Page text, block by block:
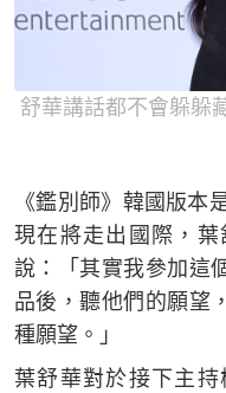
舒華講話都不會躲躲
《鑑別師》韓國版本
現在將走出國際，
說：「其實我參加這
品後，聽他們的願望
種願望。」
葉舒華對於接下主